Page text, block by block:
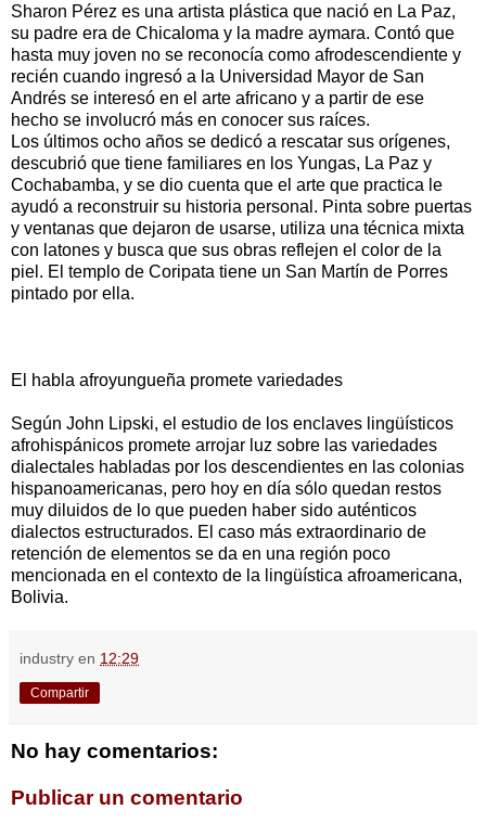
Sharon Pérez es una artista plástica que nació en La Paz,
su padre era de Chicaloma y la madre aymara. Contó que
hasta muy joven no se reconocía como afrodescendiente y
recién cuando ingresó a la Universidad Mayor de San
Andrés se interesó en el arte africano y a partir de ese
hecho se involucró más en conocer sus raíces.
Los últimos ocho años se dedicó a rescatar sus orígenes,
descubrió que tiene familiares en los Yungas, La Paz y
Cochabamba, y se dio cuenta que el arte que practica le
ayudó a reconstruir su historia personal. Pinta sobre puertas
y ventanas que dejaron de usarse, utiliza una técnica mixta
con latones y busca que sus obras reflejen el color de la
piel. El templo de Coripata tiene un San Martín de Porres
pintado por ella.
El habla afroyungueña promete variedades
Según John Lipski, el estudio de los enclaves lingüísticos
afrohispánicos promete arrojar luz sobre las variedades
dialectales habladas por los descendientes en las colonias
hispanoamericanas, pero hoy en día sólo quedan restos
muy diluidos de lo que pueden haber sido auténticos
dialectos estructurados. El caso más extraordinario de
retención de elementos se da en una región poco
mencionada en el contexto de la lingüística afroamericana,
Bolivia.
industry en 12:29
Compartir
No hay comentarios:
Publicar un comentario